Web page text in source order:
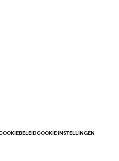
COOKIE INSTELLINGEN